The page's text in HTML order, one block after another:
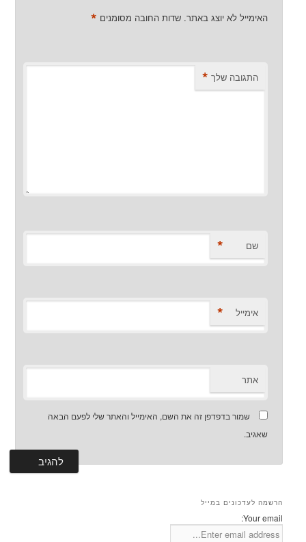
האימייל לא יוצג באתר. שדות החובה מסומנים *
התגובה שלך *
שם *
אימייל *
אתר
שמור בדפדפן זה את השם, האימייל והאתר שלי לפעם הבאה
שאגיב.
הרשמה לעדכונים במייל
Your email: